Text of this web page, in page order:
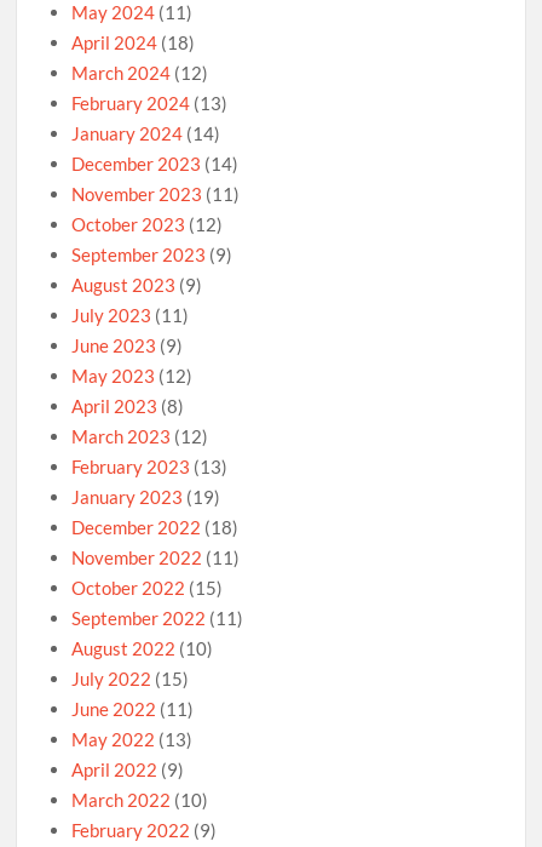
May 2024 (11)
April 2024 (18)
March 2024 (12)
February 2024 (13)
January 2024 (14)
December 2023 (14)
November 2023 (11)
October 2023 (12)
September 2023 (9)
August 2023 (9)
July 2023 (11)
June 2023 (9)
May 2023 (12)
April 2023 (8)
March 2023 (12)
February 2023 (13)
January 2023 (19)
December 2022 (18)
November 2022 (11)
October 2022 (15)
September 2022 (11)
August 2022 (10)
July 2022 (15)
June 2022 (11)
May 2022 (13)
April 2022 (9)
March 2022 (10)
February 2022 (9)